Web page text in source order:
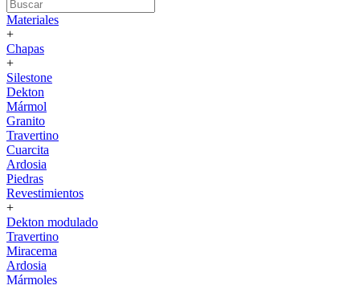
Materiales
+
Chapas
+
Silestone
Dekton
Mármol
Granito
Travertino
Cuarcita
Ardosia
Piedras
Revestimientos
+
Dekton modulado
Travertino
Miracema
Ardosia
Mármoles